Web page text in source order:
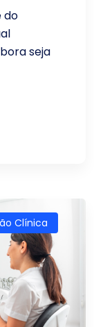
do
seja
Clínica